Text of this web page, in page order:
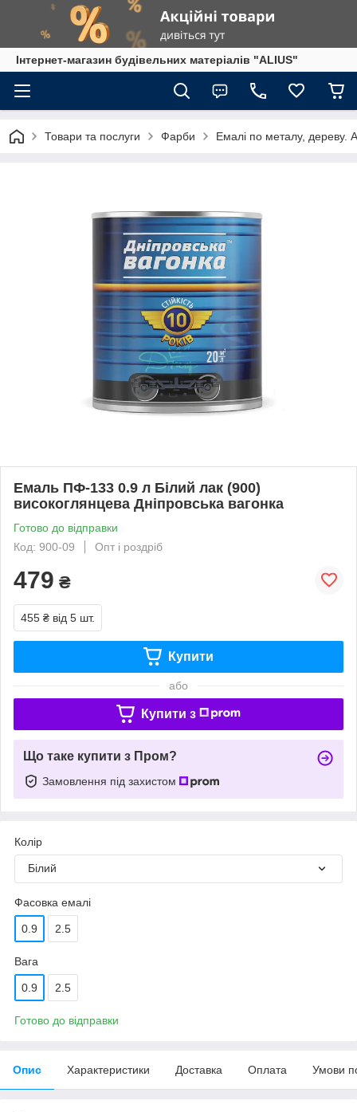
Інтернет-магазин будівельних матеріалів "ALIUS"
Товари та послуги Фарби Емалі по металу, дереву.
Емаль ПФ-133 0.9 л Білий лак (900)
високоглянцева Дніпровська вагонка
Готово до відправки
Код: 900-09
Опт і роздріб
479 ₴
455 ₴ від 5 шт.
Купити
або
Купити з
Що таке купити з Пром?
Замовлення під захистом
Колір
Білий
Фасовка емалі
0.9 2.5
Вага
0.9 2.5
Готово до відправки
Опис Характеристики Доставка Оплата Умови